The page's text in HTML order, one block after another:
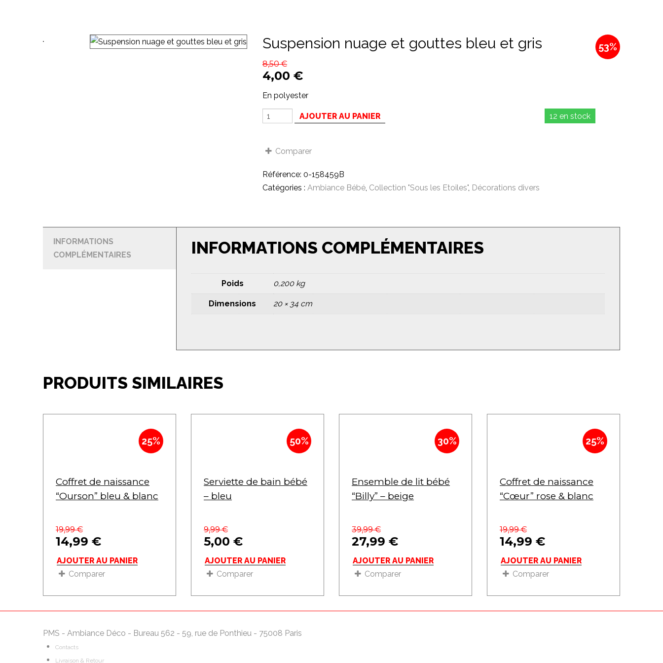
53%
Suspension nuage et gouttes bleu et gris
8,50€
4,00 €
En polyester
12 en stock
AJOUTER AU PANIER
Comparer
Référence: 0-158459B
Catégories : Ambiance Bébé, Collection "Sous les Etoiles", Décorations divers
INFORMATIONS
COMPLÉMENTAIRES
INFORMATIONS COMPLÉMENTAIRES
Poids 0,200 kg
Dimensions 20 × 34 cm
PRODUITS SIMILAIRES
25%
Coffret de naissance
“Ourson” bleu & blanc
19,99€
14,99 €
AJOUTER AU PANIER
Comparer
50%
Serviette de bain bébé
– bleu
9,99€
5,00 €
AJOUTER AU PANIER
Comparer
30%
Ensemble de lit bébé
“Billy” – beige
39,99€
27,99 €
AJOUTER AU PANIER
Comparer
25%
Coffret de naissance
“Cœur” rose & blanc
19,99€
14,99 €
AJOUTER AU PANIER
Comparer
PMS - Ambiance Déco - Bureau 562 - 59, rue de Ponthieu - 75008 Paris
Contacts
Livraison & Retour